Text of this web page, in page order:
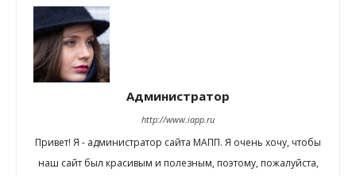
Администратор
http://www.iapp.ru
Привет! Я - администратор сайта МАПП. Я очень хочу, чтобы
наш сайт был красивым и полезным, поэтому, пожалуйста,